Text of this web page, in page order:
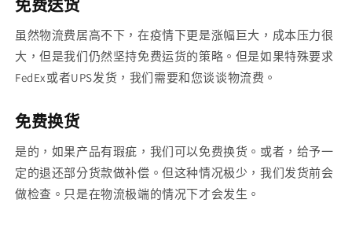
免费送货
虽然物流费居高不下，在疫情下更是涨幅巨大，成本压力很
大，但是我们仍然坚持免费运货的策略。但是如果特殊要求
FedEx或者UPS发货，我们需要和您谈谈物流费。
免费换货
是的，如果产品有瑕疵，我们可以免费换货。或者，给予一
定的退还部分货款做补偿。但这种情况极少，我们发货前会
做检查。只是在物流极端的情况下才会发生。